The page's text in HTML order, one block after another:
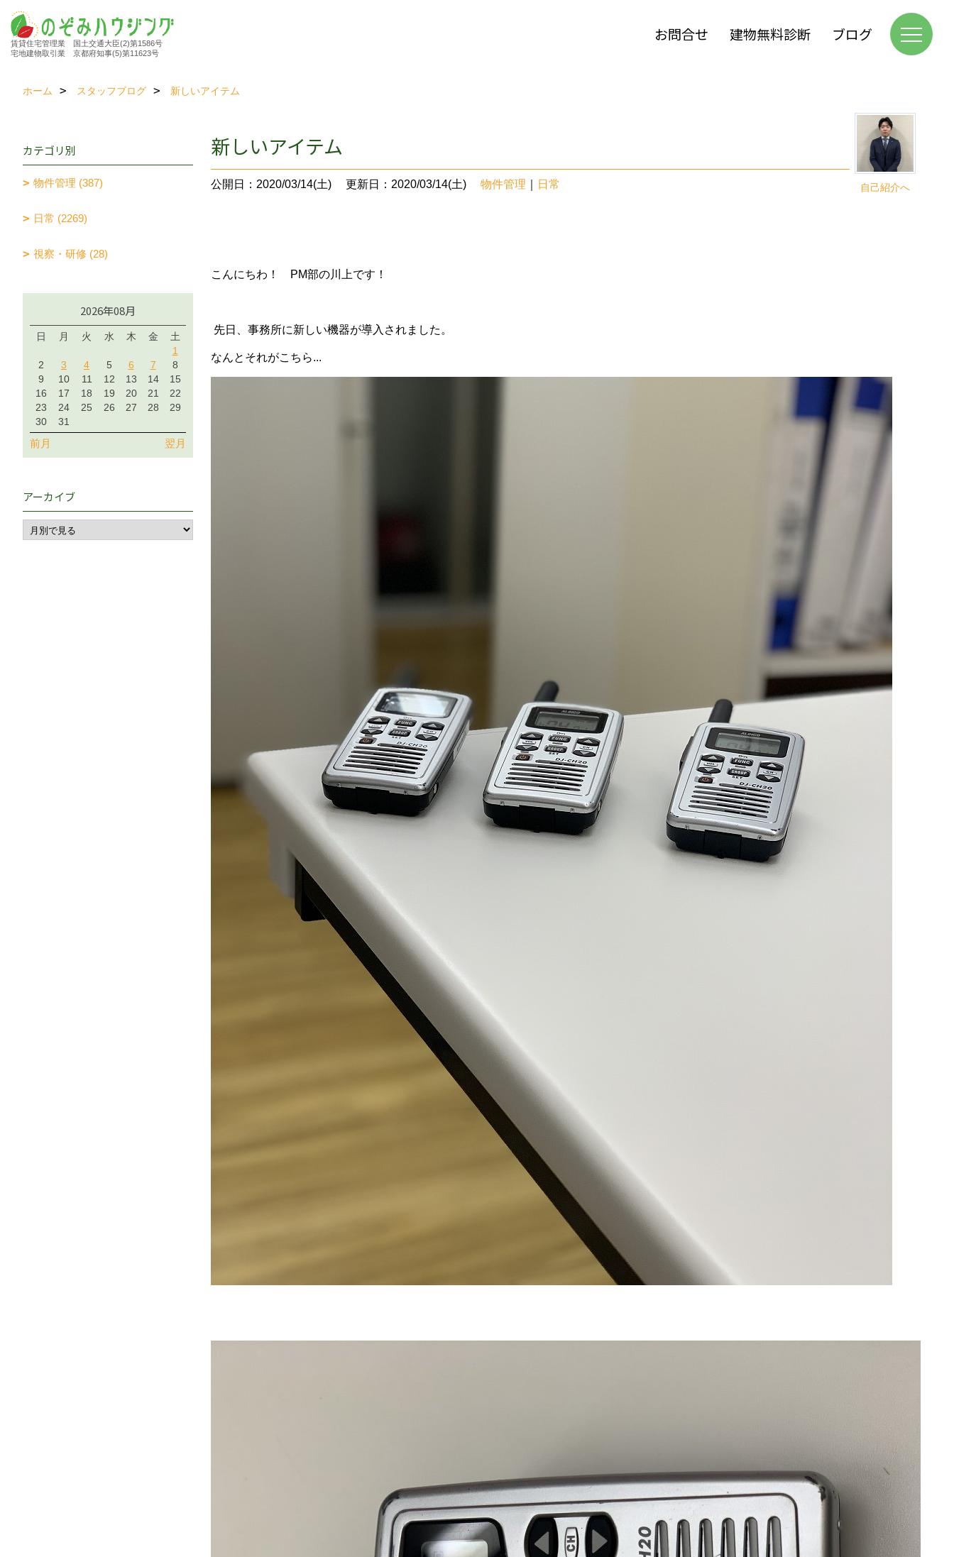
賃貸住宅管理業 国土交通大臣(2)第1586号
宅地建物取引業 京都府知事(5)第11623号
お問合せ 建物無料診断 ブログ
ホーム スタッフブログ 新しいアイテム
自己紹介へ
新しいアイテム
公開日：2020/03/14(土) 更新日：2020/03/14(土) 物件管理 日常
こんにちわ！ PM部の川上です！
先日、事務所に新しい機器が導入されました。
なんとそれがこちら...
カテゴリ別
物件管理 (387)
日常 (2269)
視察・研修 (28)
2026年08月
日 月 火 水 木 金
土
1
2
3 4 5 6 7
8
9
10 11 12 13 14
15
16
17 18 19 20 21
22
23
24 25 26 27 28
29
30
31
前月 翌月
アーカイブ